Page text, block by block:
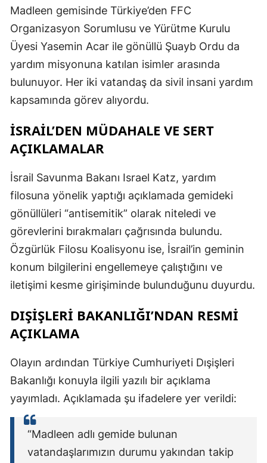
Madleen gemisinde Türkiye’den FFC
Organizasyon Sorumlusu ve Yürütme Kurulu
Üyesi Yasemin Acar ile gönüllü Şuayb Ordu da
yardım misyonuna katılan isimler arasında
bulunuyor. Her iki vatandaş da sivil insani yardım
kapsamında görev alıyordu.
İSRAIL’DEN MÜDAHALE VE SERT
AÇIKLAMALAR
İsrail Savunma Bakanı Israel Katz, yardım
filosuna yönelik yaptığı açıklamada gemideki
gönüllüleri “antisemitik” olarak niteledi ve
görevlerini bırakmaları çağrısında bulundu.
Özgürlük Filosu Koalisyonu ise, İsrail’in geminin
konum bilgilerini engellemeye çalıştığını ve
iletişimi kesme girişiminde bulunduğunu duyurdu.
DIŞIŞLERI BAKANLIĞI’NDAN RESMI
AÇIKLAMA
Olayın ardından Türkiye Cumhuriyeti Dışişleri
Bakanlığı konuyla ilgili yazılı bir açıklama
yayımladı. Açıklamada şu ifadelere yer verildi:
“Madleen adlı gemide bulunan
vatandaşlarımızın durumu yakından takip